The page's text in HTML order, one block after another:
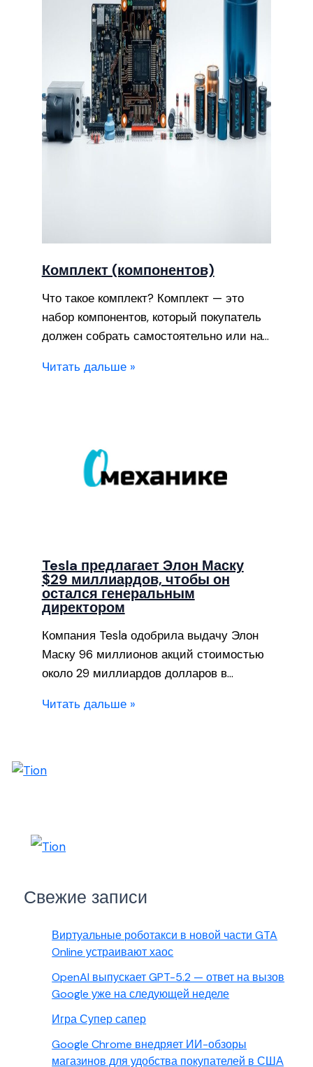
Комплект (компонентов)
Что такое комплект? Комплект — это
набор компонентов, который покупатель
должен собрать самостоятельно или на…
Читать дальше »
Tesla предлагает Элон Маску
$29 миллиардов, чтобы он
остался генеральным
директором
Компания Tesla одобрила выдачу Элон
Маску 96 миллионов акций стоимостью
около 29 миллиардов долларов в…
Читать дальше »
Свежие записи
Виртуальные роботакси в новой части GTA
Online устраивают хаос
OpenAI выпускает GPT-5.2 — ответ на вызов
Google уже на следующей неделе
Игра Супер сапер
Google Chrome внедряет ИИ-обзоры
магазинов для удобства покупателей в США